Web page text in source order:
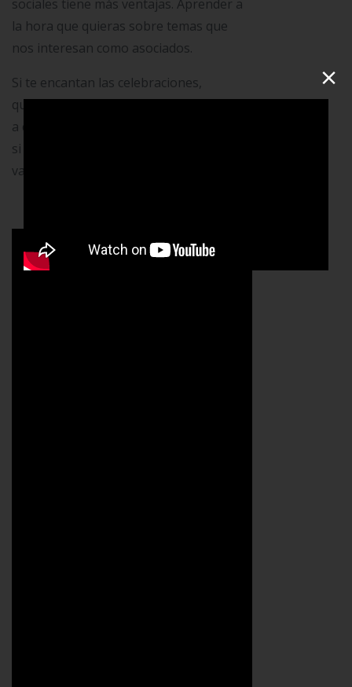
sociales tiene más ventajas. Aprender a
la hora que quieras sobre temas que
nos interesan como asociados.
Si te encantan las celebraciones,
querrías enterarte de eventos como este
a continuación (verás que ya pasó, pero
si sigues nuestras redes, seguro no te lo
vas a perder otra vez)
×